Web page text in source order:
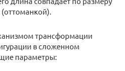
(оттоманкой).
трансформации
в сложенном
параметры: